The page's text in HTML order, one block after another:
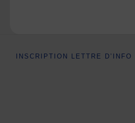
INSCRIPTION LETTRE D’INFO